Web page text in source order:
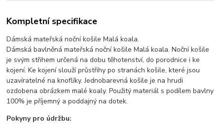
Kompletní specifikace
Dámská mateřská noční košile Malá koala.
Dámská bavlněná mateřská noční košile Malá koala. Noční košile
je svým střihem určená na dobu těhotenství, do porodnice i ke
kojení. Ke kojení slouží průstřihy po stranách košile, které jsou
uzavíratelné na knoflíky. Jednobarevná košile je na hrudi
ozdobena obrázkem malé koaly. Použitý materiál s podílem bavlny
100% je příjemný a poddajný na dotek.
Pokyny pro údržbu: